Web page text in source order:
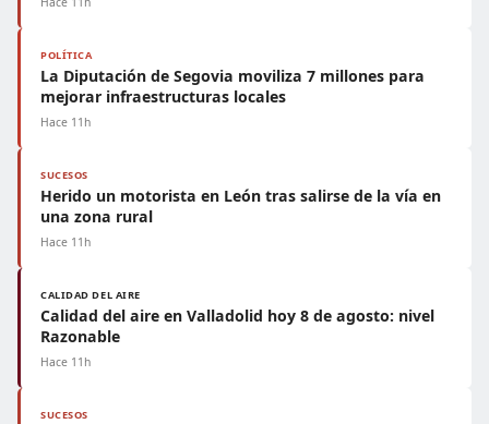
POLÍTICA
La Diputación de Segovia moviliza 7 millones para
mejorar infraestructuras locales
Hace 11h
SUCESOS
Herido un motorista en León tras salirse de la vía en
una zona rural
Hace 11h
CALIDAD DEL AIRE
Calidad del aire en Valladolid hoy 8 de agosto: nivel
Razonable
Hace 11h
SUCESOS